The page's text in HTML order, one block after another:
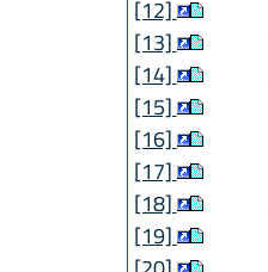
[12]
[13]
[14]
[15]
[16]
[17]
[18]
[19]